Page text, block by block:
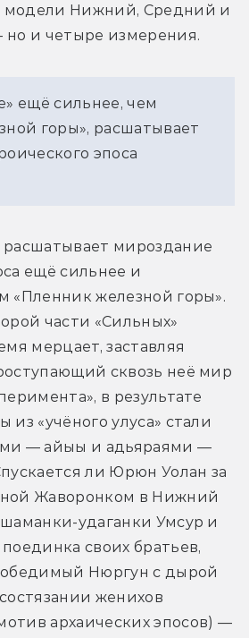
модели Нижний, Средний и
и четыре измерения.
ещё сильнее, чем
горы», расшатывает
эпоса
расшатывает мироздание
ещё сильнее и
«Пленник железной горы».
части «Сильных»
мерцает, заставляя
сквозь неё мир
в результате
из «учёного улуса» стали
— айыы и адьяраями —
ли Юрюн Уолан за
Жаворонком в Нижний
удаганки Умсур и
своих братьев,
Нюргун с дырой
женихов
архаических эпосов) —